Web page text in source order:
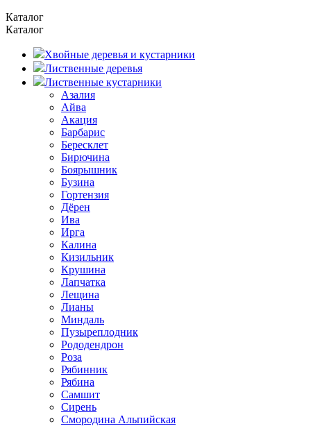
Каталог
Каталог
Хвойные деревья и кустарники
Лиственные деревья
Лиственные кустарники
Азалия
Айва
Акация
Барбарис
Бересклет
Бирючина
Боярышник
Бузина
Гортензия
Дёрен
Ива
Ирга
Калина
Кизильник
Крушина
Лапчатка
Лещина
Лианы
Миндаль
Пузыреплодник
Рододендрон
Роза
Рябинник
Рябина
Самшит
Сирень
Смородина Альпийская